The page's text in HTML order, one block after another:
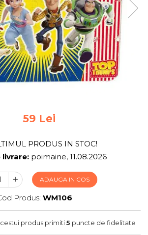
in limba
de societate
59 Lei
PRODUS IN STOC!
livrare: poimaine, 11.08.2026
ADAUGA IN COS
Produs: WM106
produs primiti5 puncte de fidelitate